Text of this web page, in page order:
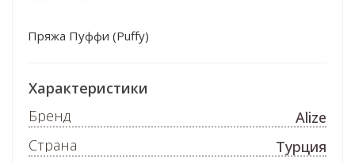
Пряжа Пуффи (Puffy)
Характеристики
Бренд
Alize
Страна
Турция